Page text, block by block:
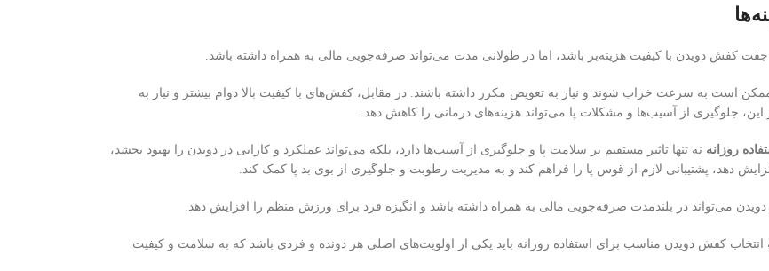
کفش دویدن با کیفیت هزینه‌بر باشد، اما در طولانی مدت می‌تواند صرفه‌جویی مالی به همراه داشته باشد.
است به سرعت خراب شوند و نیاز به تعویض مکرر داشته باشند. در مقابل، کفش‌های با کیفیت بالا دوام بیشتر و نیاز به
این، جلوگیری از آسیب‌ها و مشکلات پا می‌تواند هزینه‌های درمانی را کاهش دهد.
روزانه نه تنها تاثیر مستقیم بر سلامت پا و جلوگیری از آسیب‌ها دارد، بلکه می‌تواند عملکرد و کارایی در دویدن را بهبود بخشد،
دهد، پشتیبانی لازم از قوس پا را فراهم کند و به مدیریت رطوبت و جلوگیری از بوی بد پا کمک کند.
می‌تواند در بلندمدت صرفه‌جویی مالی به همراه داشته باشد و انگیزه فرد برای ورزش منظم را افزایش دهد.
انتخاب کفش دویدن مناسب برای استفاده روزانه باید یکی از اولویت‌های اصلی هر دونده و فردی باشد که به سلامت و کیفیت